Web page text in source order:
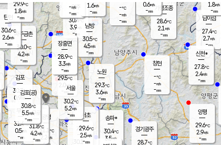
남이섬
27.4℃
2.7m/s
-mm
양주
30.4℃
3.9
-mm
과천
30.1℃
경기광주
28.7℃
1.8m/s
-mm
파주금촌
30.0℃
4.2m/s
-mm
가평조종
28.6℃
2.1 m/s
-mm
-℃
-m/s
-mm
신천*
27.8℃
2.4m/s
-mm
창현
-℃
-m/s
-mm
탄현
30.6℃
2.6m/s
-mm
0.6m/s
-mm
김포
30.7℃
0.9 m/s
mm
광명
31.1
℃
2.2 m/s
-mm
부천
31.4℃
0.5m/s
-mm
구로
31.8℃
4.2m/s
-mm
은평
29.5℃
2.0 m/s
- mm
노원
29.3℃
3.6m/s
-mm
송파*
30.4℃
3.5m/s
서초
29.6℃
2.5m/s
-mm
남방
30.5℃
4.5m/s
-mm
장흥면
28.9℃
3.3m/s
-mm
-m/s
-mm
김포(공)
30.8℃
5.5m/s
-mm
양평
29.6℃
2.9m/s
-mm
서울
30.2℃
5.2m/s
-mm
29.9℃
1.8m/s
-mm
1.6m/s
-mm